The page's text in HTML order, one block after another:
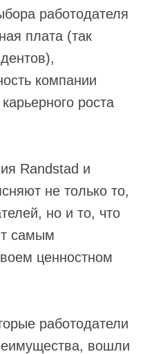
работодателя
плата (так
компании
роста
Randstad и
не только то,
но и то, что
самым
ценностном
работодатели
вошли